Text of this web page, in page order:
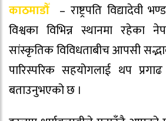
काठमाडौँ– राष्ट्रपति विद्यादेवी
विश्वका विभिन्न स्थानमा रहेका
सांस्कृतिक विविधताबीच आपसी
पारिस्परिक सहयोगलाई थप
बताउनुभएको छ ।